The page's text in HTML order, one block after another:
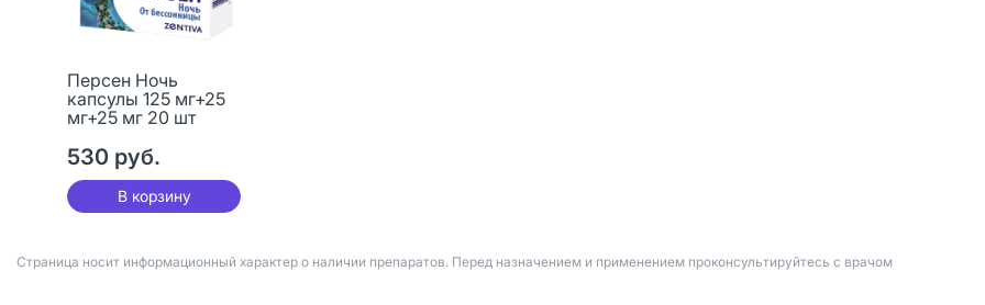
Персен Ночь
капсулы 125 мг+25
мг+25 мг 20 шт
530 руб.
В корзину
Страница носит информационный характер о наличии препаратов. Перед назначением и применением проконсультируйтесь с врачом